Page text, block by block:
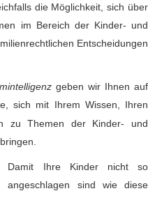
die Möglichkeit, sich über
im Bereich der Kinder- und
Entscheidungen
geben wir Ihnen auf
sich mit Ihrem Wissen, Ihren
zu Themen der Kinder- und
Damit Ihre Kinder nicht so
angeschlagen sind wie diese